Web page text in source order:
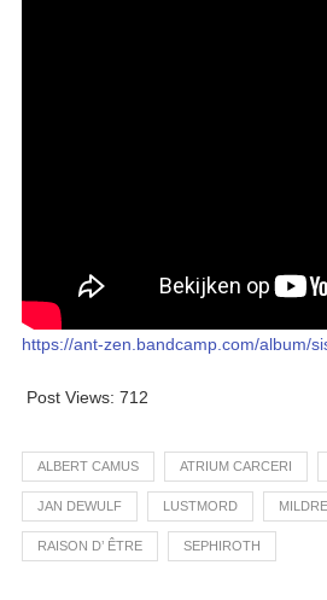
https://ant-zen.bandcamp.com/album/
Post Views: 712
ALBERT CAMUS ATRIUM CARCERI
JAN DEWULF LUSTMORD
RAISON D’ ÊTRE SEPHIROTH